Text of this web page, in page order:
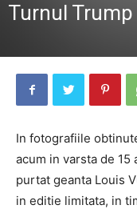
Turnul Trump
In fotografiile
acum in varsta de 15
purtat geanta Louis
in editie limitata, in